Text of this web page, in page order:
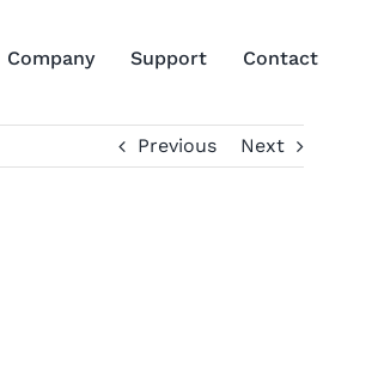
Company Support Contact
Previous Next